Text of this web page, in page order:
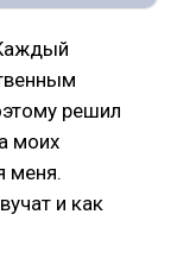
решил
моих
меня.
и как